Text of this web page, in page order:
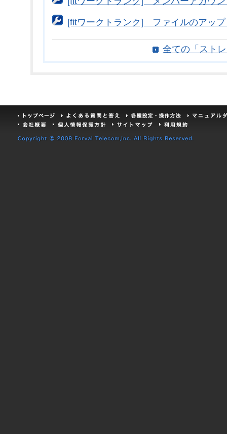
[fitワークトランク] ファイルのアップ
全ての「スト